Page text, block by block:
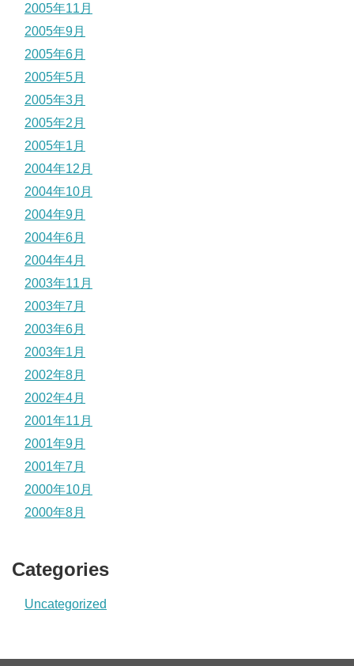
2005年11月
2005年9月
2005年6月
2005年5月
2005年3月
2005年2月
2005年1月
2004年12月
2004年10月
2004年9月
2004年6月
2004年4月
2003年11月
2003年7月
2003年6月
2003年1月
2002年8月
2002年4月
2001年11月
2001年9月
2001年7月
2000年10月
2000年8月
Categories
Uncategorized